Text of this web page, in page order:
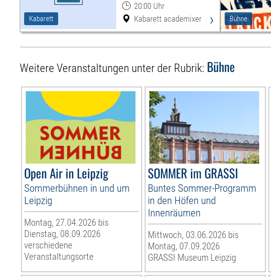
Kabarett
20:00 Uhr
Kabarett academixer
› Bühne
Weitere Veranstaltungen unter der Rubrik: Bühne
Open Air in Leipzig
Sommerbühnen in und um
Leipzig
Montag, 27.04.2026 bis
Dienstag, 08.09.2026
verschiedene
Veranstaltungsorte
SOMMER im GRASSI
Buntes Sommer-Programm
in den Höfen und
Innenräumen
Mittwoch, 03.06.2026 bis
Montag, 07.09.2026
GRASSI Museum Leipzig